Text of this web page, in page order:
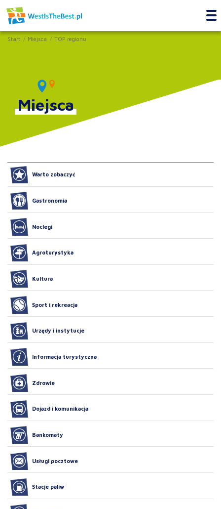
Start Miejsca TOP regionu
Miejsca
Warto zobaczyć
Gastronomia
Noclegi
Agroturystyka
Kultura
Sport i rekreacja
Urzędy i instytucje
Informacja turystyczna
Zdrowie
Dojazd i komunikacja
Bankomaty
Usługi pocztowe
Stacje paliw